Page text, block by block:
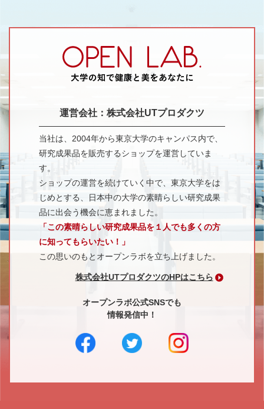
運営会社：株式会社UTプロダクツ
当社は、2004年から東京大学のキャンパス内で、
研究成果品を販売するショップを運営していま
す。
ショップの運営を続けていく中で、東京大学をは
じめとする、日本中の大学の素晴らしい研究成果
品に出会う機会に恵まれました。
「この素晴らしい研究成果品を１人でも多くの方
に知ってもらいたい！」
この思いのもとオープンラボを立ち上げました。
株式会社UTプロダクツのHPはこちら
オープンラボ公式SNSでも
情報発信中！